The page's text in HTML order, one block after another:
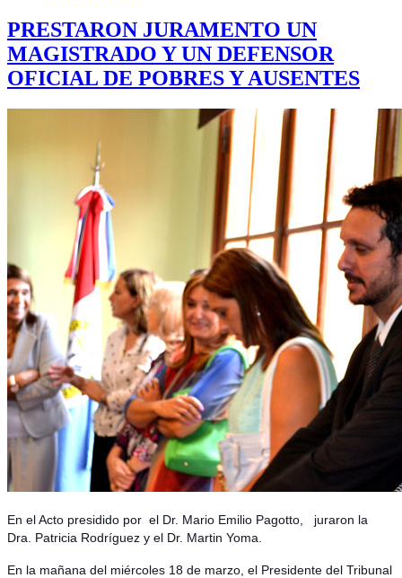
PRESTARON JURAMENTO UN
MAGISTRADO Y UN DEFENSOR
OFICIAL DE POBRES Y AUSENTES
En el Acto presidido por el Dr. Mario Emilio Pagotto, juraron la
Dra. Patricia Rodríguez y el Dr. Martin Yoma.
En la mañana del miércoles 18 de marzo, el Presidente del Tribunal